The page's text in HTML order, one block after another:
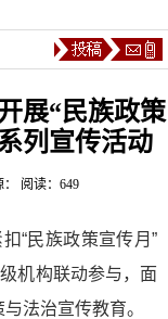
展“民族政策
列宣传活动
阅读：649
“民族政策宣传月”
机构联动参与，面
法治宣传教育。